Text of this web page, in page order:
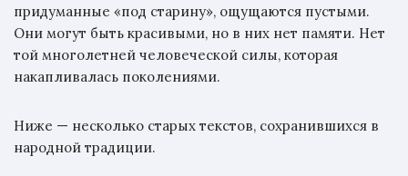
придуманные «под старину», ощущаются пустыми.
Они могут быть красивыми, но в них нет памяти. Нет
той многолетней человеческой силы, которая
накапливалась поколениями.
Ниже — несколько старых текстов, сохранившихся в
народной традиции.